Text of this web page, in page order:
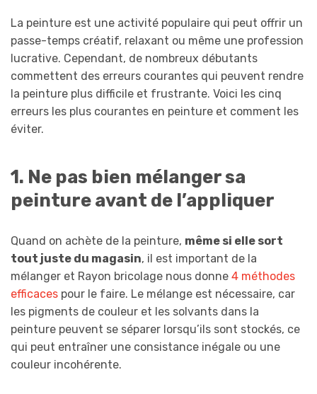
La peinture est une activité populaire qui peut offrir un
passe-temps créatif, relaxant ou même une profession
lucrative. Cependant, de nombreux débutants
commettent des erreurs courantes qui peuvent rendre
la peinture plus difficile et frustrante. Voici les cinq
erreurs les plus courantes en peinture et comment les
éviter.
1. Ne pas bien mélanger sa
peinture avant de l’appliquer
Quand on achète de la peinture, même si elle sort
tout juste du magasin, il est important de la
mélanger et Rayon bricolage nous donne 4 méthodes
efficaces pour le faire. Le mélange est nécessaire, car
les pigments de couleur et les solvants dans la
peinture peuvent se séparer lorsqu’ils sont stockés, ce
qui peut entraîner une consistance inégale ou une
couleur incohérente.